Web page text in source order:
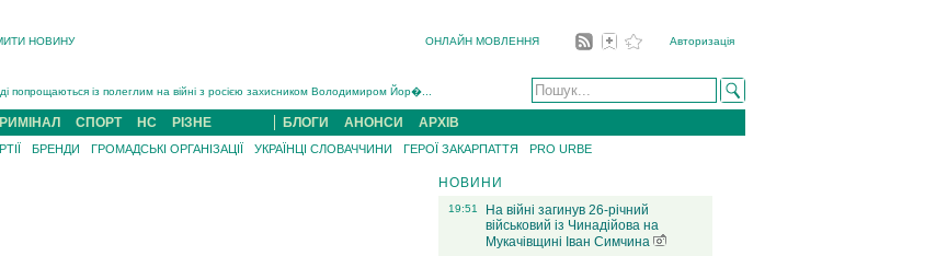
НОВИНУ ОНЛАЙН МОВЛЕННЯ Авторизація
26-річний військовий із Чинадійова на Мукачівщині Іван Симчин...
попрощаються із полеглим на війні з росією захисником Володимиром Йор�...
5 серпня попрощаються із захисником Богданом Югасом, який два роки �...
загибель захисника із Нанкова на Хустщині Юліана Гербея (ФОТО)[/gree...
рф поліг військовий з Виноградова Ігнат Роздяловський (ФОТО)...
СПОРТ НС РІЗНЕ БЛОГИ АНОНСИ АРХІВ
БРЕНДИ ГРОМАДСЬКІ ОРГАНІЗАЦІЇ УКРАЇНЦІ СЛОВАЧЧИНИ ГЕРОЇ ЗАКАРПАТТЯ PRO URBE
НОВИНИ
19:51
На війні загинув 26-річний
військовий із Чинадійова на
Мукачівщині Іван Симчина